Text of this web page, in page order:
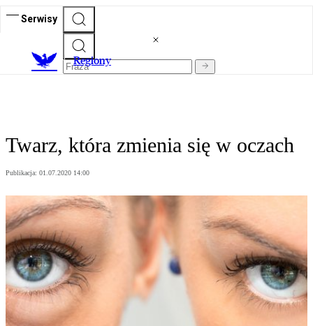
Serwisy
Regiony
Twarz, która zmienia się w oczach
Publikacja: 01.07.2020 14:00